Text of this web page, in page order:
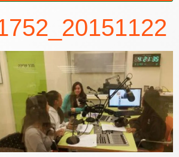
20151122_151752